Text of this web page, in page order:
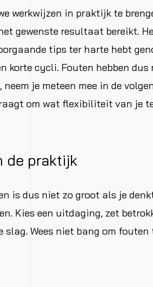
werkwijzen in praktijk te
gewenste resultaat bereikt.
tips ter harte hebt
korte cycli. Fouten hebben dus
je meteen mee in de
om wat flexibiliteit van je
de praktijk
is dus niet zo groot als je
Kies een uitdaging, zet
Wees niet bang om fouten